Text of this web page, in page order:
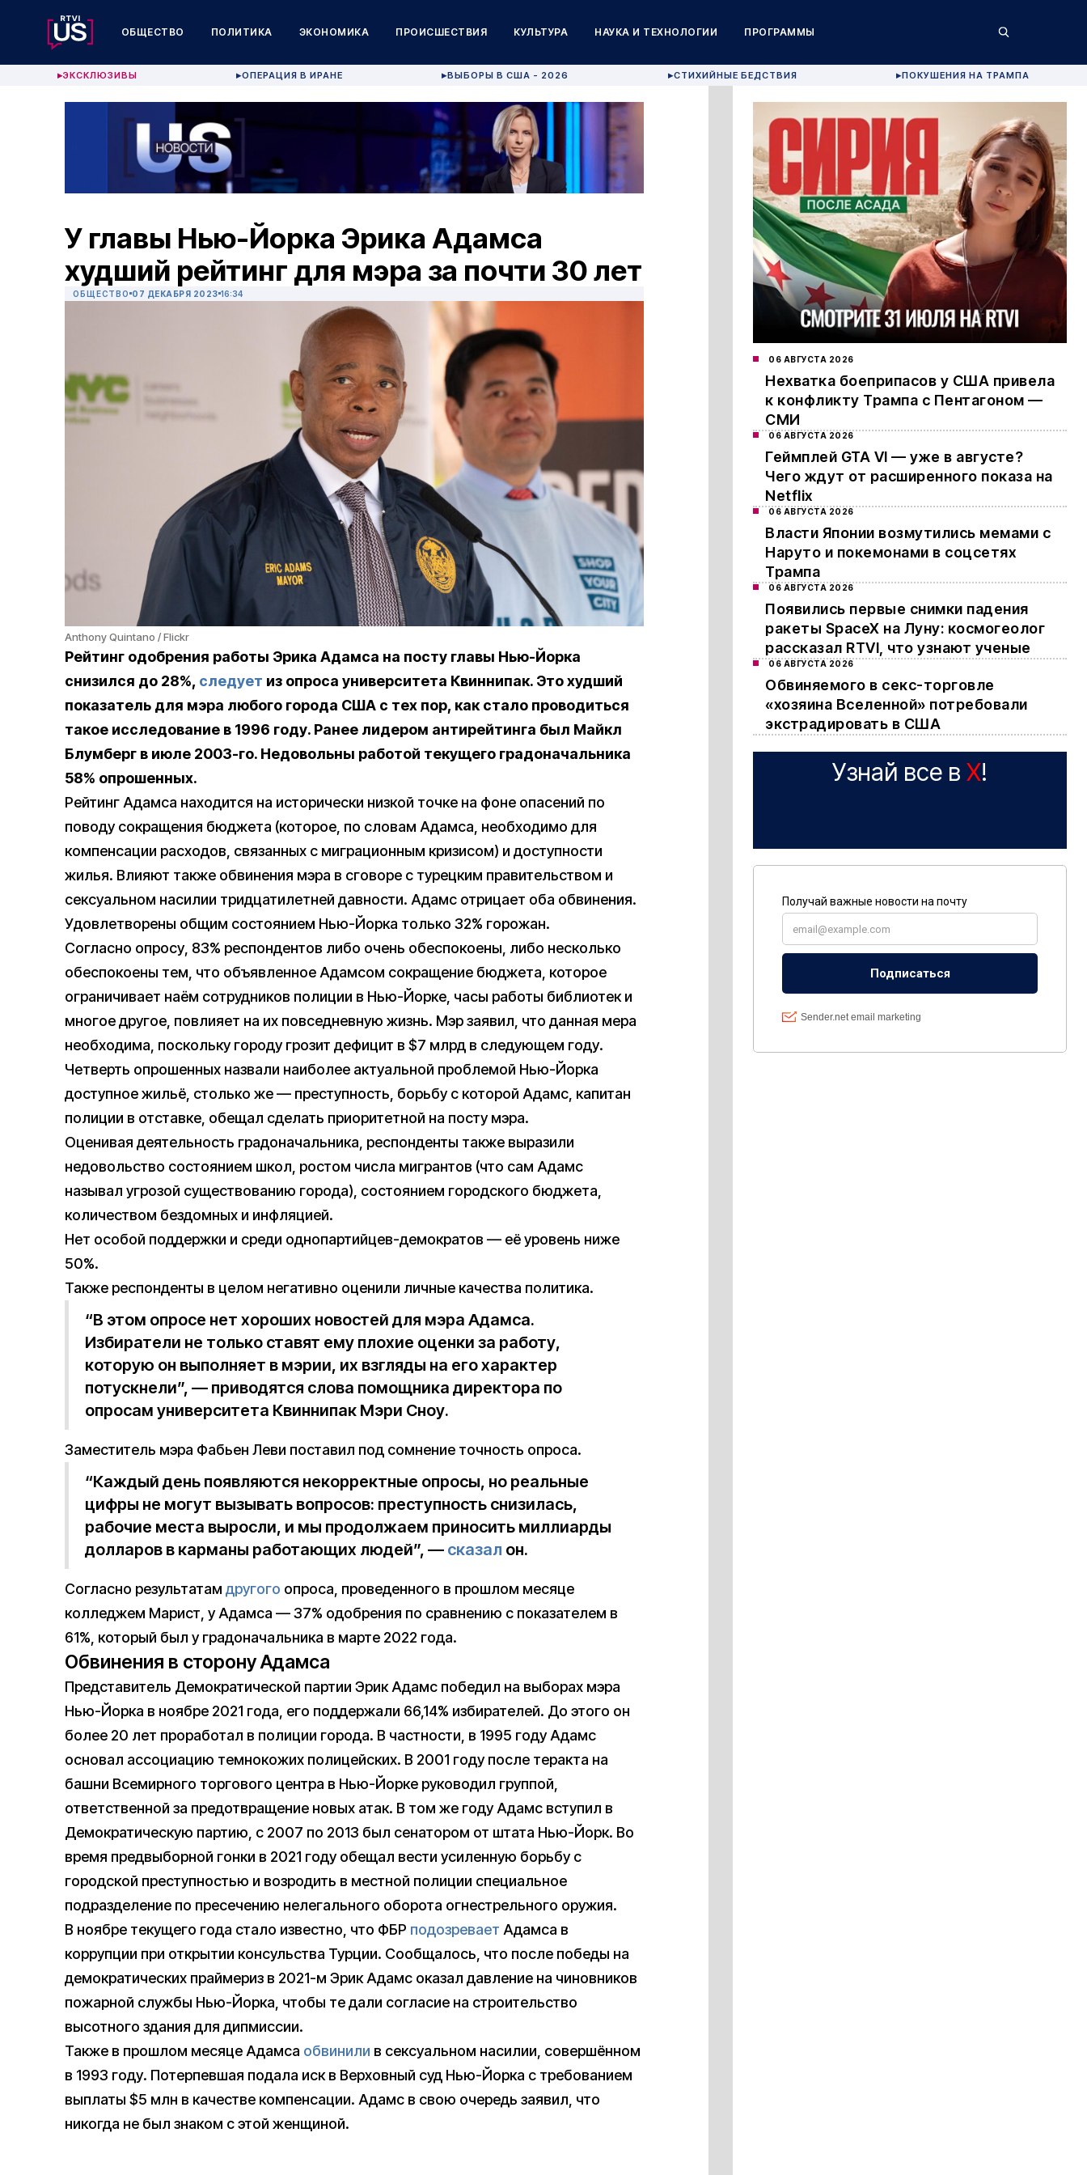
ОБЩЕСТВО ПОЛИТИКА ЭКОНОМИКА ПРОИСШЕСТВИЯ КУЛЬТУРА НАУКА И ТЕХНОЛОГИИ ПРОГРАММЫ
▶ЭКСКЛЮЗИВЫ ▶ОПЕРАЦИЯ В ИРАНЕ ▶ВЫБОРЫ В США - 2026 ▶СТИХИЙНЫЕ БЕДСТВИЯ ▶ПОКУШЕНИЯ НА ТРАМПА
У главы Нью-Йорка Эрика Адамса
худший рейтинг для мэра за почти 30 лет
ОБЩЕСТВО 07 ДЕКАБРЯ 2023 16:34
Anthony Quintano / Flickr
Рейтинг одобрения работы Эрика Адамса на посту главы Нью-Йорка
снизился до 28%, следует из опроса университета Квиннипак. Это худший
показатель для мэра любого города США с тех пор, как стало проводиться
такое исследование в 1996 году. Ранее лидером антирейтинга был Майкл
Блумберг в июле 2003-го. Недовольны работой текущего градоначальника
58% опрошенных.
Рейтинг Адамса находится на исторически низкой точке на фоне опасений по
поводу сокращения бюджета (которое, по словам Адамса, необходимо для
компенсации расходов, связанных с миграционным кризисом) и доступности
жилья. Влияют также обвинения мэра в сговоре с турецким правительством и
сексуальном насилии тридцатилетней давности. Адамс отрицает оба обвинения.
Удовлетворены общим состоянием Нью-Йорка только 32% горожан.
Согласно опросу, 83% респондентов либо очень обеспокоены, либо несколько
обеспокоены тем, что объявленное Адамсом сокращение бюджета, которое
ограничивает наëм сотрудников полиции в Нью-Йорке, часы работы библиотек и
многое другое, повлияет на их повседневную жизнь. Мэр заявил, что данная мера
необходима, поскольку городу грозит дефицит в $7 млрд в следующем году.
Четверть опрошенных назвали наиболее актуальной проблемой Нью-Йорка
доступное жильё, столько же — преступность, борьбу с которой Адамс, капитан
полиции в отставке, обещал сделать приоритетной на посту мэра.
Оценивая деятельность градоначальника, респонденты также выразили
недовольство состоянием школ, ростом числа мигрантов (что сам Адамс
называл угрозой существованию города), состоянием городского бюджета,
количеством бездомных и инфляцией.
Нет особой поддержки и среди однопартийцев-демократов — её уровень ниже
50%.
Также респонденты в целом негативно оценили личные качества политика.
“В этом опросе нет хороших новостей для мэра Адамса.
Избиратели не только ставят ему плохие оценки за работу,
которую он выполняет в мэрии, их взгляды на его характер
потускнели”, — приводятся слова помощника директора по
опросам университета Квиннипак Мэри Сноу.
Заместитель мэра Фабьен Леви поставил под сомнение точность опроса.
“Каждый день появляются некорректные опросы, но реальные
цифры не могут вызывать вопросов: преступность снизилась,
рабочие места выросли, и мы продолжаем приносить миллиарды
долларов в карманы работающих людей”, — сказал он.
Согласно результатам другого опроса, проведенного в прошлом месяце
колледжем Марист, у Адамса — 37% одобрения по сравнению с показателем в
61%, который был у градоначальника в марте 2022 года.
Обвинения в сторону Адамса
Представитель Демократической партии Эрик Адамс победил на выборах мэра
Нью-Йорка в ноябре 2021 года, его поддержали 66,14% избирателей. До этого он
более 20 лет проработал в полиции города. В частности, в 1995 году Адамс
основал ассоциацию темнокожих полицейских. В 2001 году после теракта на
башни Всемирного торгового центра в Нью-Йорке руководил группой,
ответственной за предотвращение новых атак. В том же году Адамс вступил в
Демократическую партию, с 2007 по 2013 был сенатором от штата Нью-Йорк. Во
время предвыборной гонки в 2021 году обещал вести усиленную борьбу с
городской преступностью и возродить в местной полиции специальное
подразделение по пресечению нелегального оборота огнестрельного оружия.
В ноябре текущего года стало известно, что ФБР подозревает Адамса в
коррупции при открытии консульства Турции. Сообщалось, что после победы на
демократических праймериз в 2021-м Эрик Адамс оказал давление на чиновников
пожарной службы Нью-Йорка, чтобы те дали согласие на строительство
высотного здания для дипмиссии.
Также в прошлом месяце Адамса обвинили в сексуальном насилии, совершённом
в 1993 году. Потерпевшая подала иск в Верховный суд Нью-Йорка с требованием
выплаты $5 млн в качестве компенсации. Адамс в свою очередь заявил, что
никогда не был знаком с этой женщиной.
06 АВГУСТА 2026
Нехватка боеприпасов у США привела
к конфликту Трампа с Пентагоном —
СМИ
06 АВГУСТА 2026
Геймплей GTA VI — уже в августе?
Чего ждут от расширенного показа на
Netflix
06 АВГУСТА 2026
Власти Японии возмутились мемами с
Наруто и покемонами в соцсетях
Трампа
06 АВГУСТА 2026
Появились первые снимки падения
ракеты SpaceX на Луну: космогеолог
рассказал RTVI, что узнают ученые
06 АВГУСТА 2026
Обвиняемого в секс-торговле
«хозяина Вселенной» потребовали
экстрадировать в США
Узнай все в X!